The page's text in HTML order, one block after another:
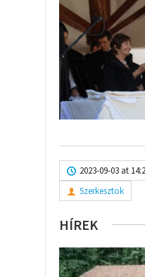
2023-09-03 at
Szerkesztok
HÍREK